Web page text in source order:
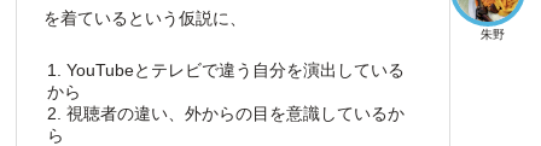
朱野
を着ているという仮説に、
YouTubeとテレビで違う自分を演出している
から
視聴者の違い、外からの目を意識しているか
ら